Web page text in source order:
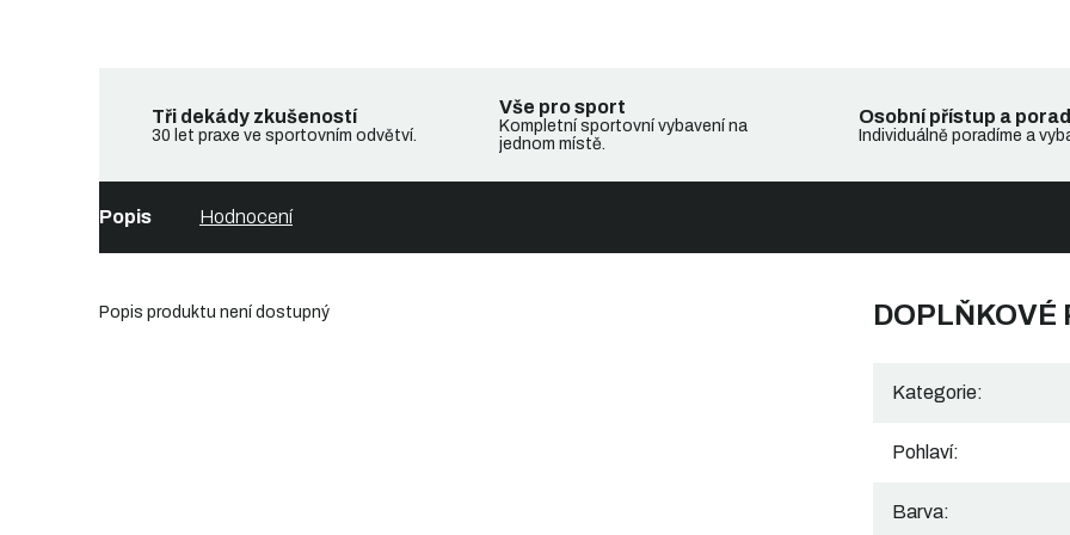
Tři dekády zkušeností
30 let praxe ve sportovním odvětví.
Vše pro sport
Kompletní sportovní vybavení na
jednom místě.
Osobní přístup a
Individuálně poradíme a
Popis Hodnocení
Popis produktu není dostupný DOPLŇKOVÉ
Kategorie:
Pohlaví:
Barva: